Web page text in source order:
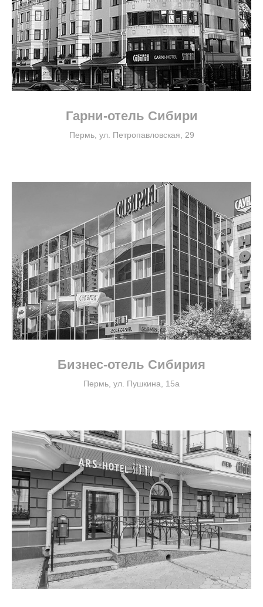
Гарни-отель Сибири
Пермь, ул. Петропавловская, 29
Бизнес-отель Сибирия
Пермь, ул. Пушкина, 15а